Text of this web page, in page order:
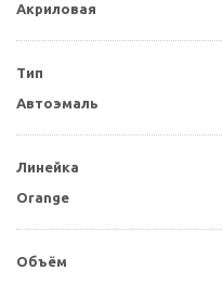
Акриловая
Тип
Автоэмаль
Линейка
Orange
Объём